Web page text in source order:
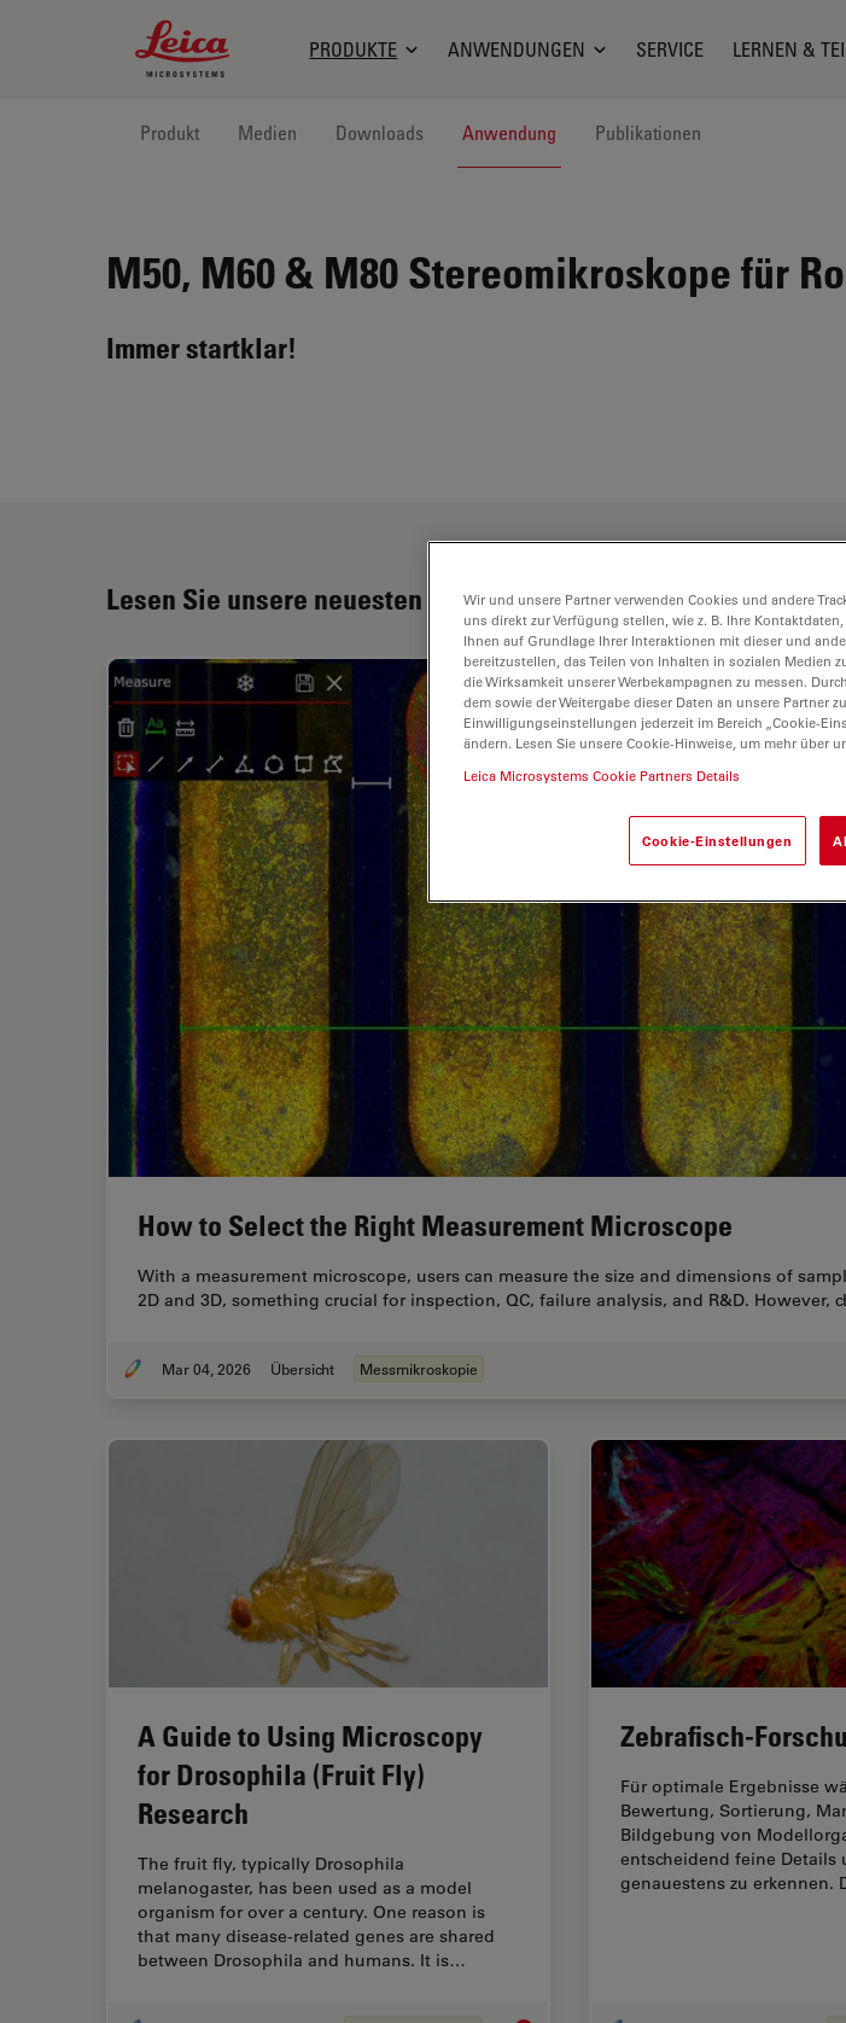
Leica Microsystems Logo
PRODUKTE ANWENDUNGEN SERVICE LERNEN &
Produkt Medien Downloads Anwendung Publikationen
M50, M60 & M80 Stereomikroskope für
Immer startklar!
Lesen Sie unsere neuesten Artikel
How to Select the Right Measurement Microscope
With a measurement microscope, users can measure the size and dimensions of
2D and 3D, something crucial for inspection, QC, failure analysis, and R&D. However,
Mar 04, 2026 Übersicht Messmikroskopie
A Guide to Using Microscopy
for Drosophila (Fruit Fly)
Research
The fruit fly, typically Drosophila
melanogaster, has been used as a model
organism for over a century. One reason is
that many disease-related genes are shared
between Drosophila and humans. It is…
Zebrafisch-
Für optimale Ergebnisse
Bewertung, Sortierung,
Bildgebung von
entscheidend feine Details
genauestens zu erkennen.
Wir und unsere Partner verwenden Cookies und andere
uns direkt zur Verfügung stellen, wie z. B. Ihre
Ihnen auf Grundlage Ihrer Interaktionen mit dieser und
bereitzustellen, das Teilen von Inhalten in sozialen Medien
die Wirksamkeit unserer Werbekampagnen zu messen.
dem sowie der Weitergabe dieser Daten an unsere Partner
Einwilligungseinstellungen jederzeit im Bereich „Cookie-
ändern. Lesen Sie unsere Cookie-Hinweise, um mehr über
Leica Microsystems Cookie Partners Details
Cookie-Einstellungen